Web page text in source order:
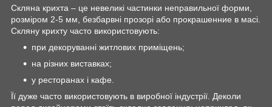
Скляна крихта – це невеликі частинки неправильної форми,
розміром 2-5 мм, безбарвні прозорі або прокрашенние в масі.
Скляну крихту часто використовують:
при декоруванні житлових приміщень;
на різних виставках;
у ресторанах і кафе.
Її дуже часто використовують в виробної індустрії. Деколи